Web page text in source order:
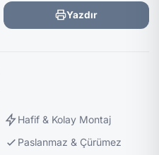
Yazdır
Hafif & Kolay Montaj
Paslanmaz & Çürümez